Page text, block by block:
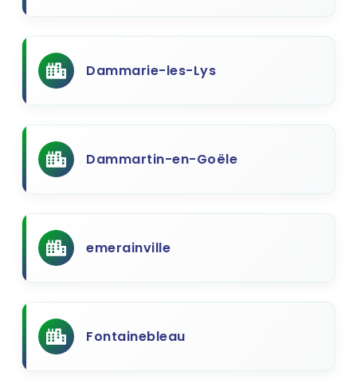
Dammarie-les-Lys
Dammartin-en-Goële
emerainville
Fontainebleau